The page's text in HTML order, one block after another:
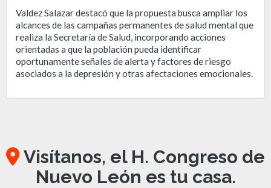
Valdez Salazar destacó que la propuesta busca ampliar los
alcances de las campañas permanentes de salud mental que
realiza la Secretaría de Salud, incorporando acciones
orientadas a que la población pueda identificar
oportunamente señales de alerta y factores de riesgo
asociados a la depresión y otras afectaciones emocionales.
Visítanos, el H. Congreso de
Nuevo León es tu casa.